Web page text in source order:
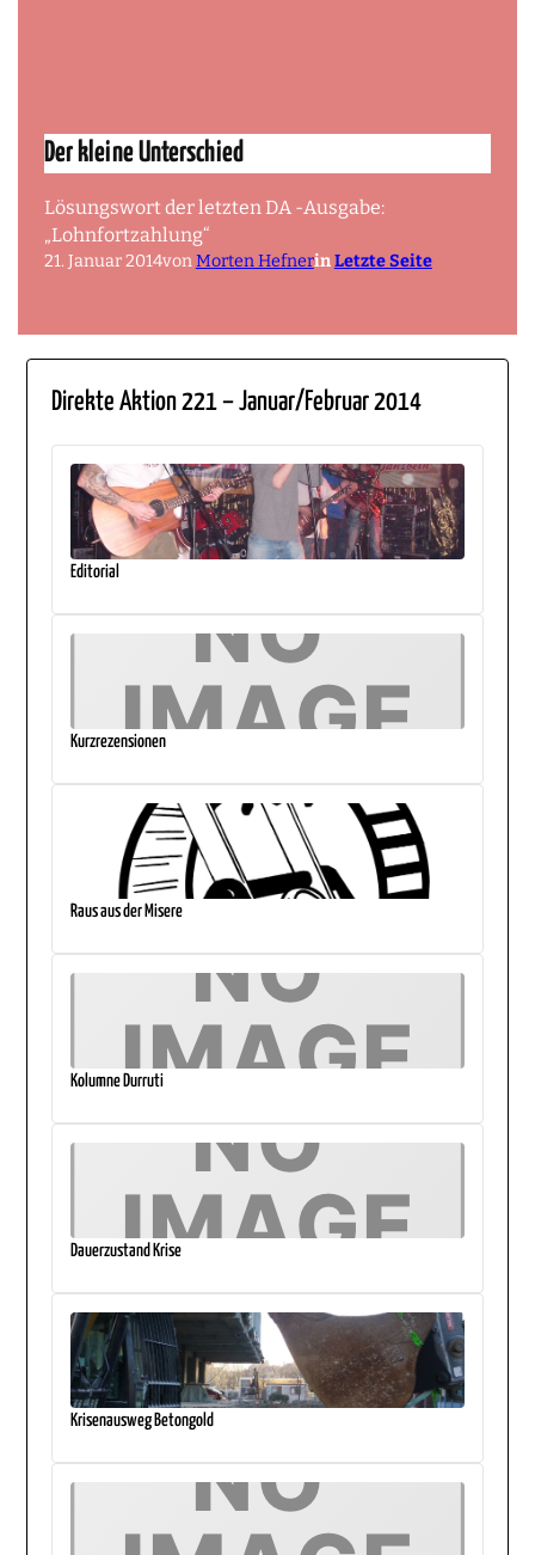
Der kleine Unterschied
Lösungswort der letzten DA -Ausgabe:
„Lohnfortzahlung“
21. Januar 2014vonMorten HefnerinLetzte Seite
Direkte Aktion 221 – Januar/Februar 2014
Editorial
Kurzrezensionen
Raus aus der Misere
Kolumne Durruti
Dauerzustand Krise
Krisenausweg Betongold